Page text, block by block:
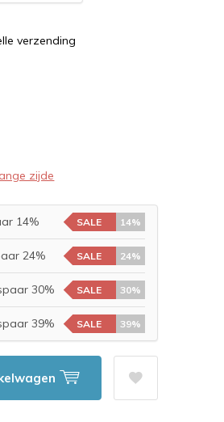
verzending
zijde
14% SALE 14%
24% SALE 24%
30% SALE 30%
39% SALE 39%